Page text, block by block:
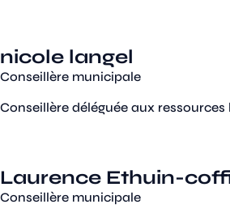
nicole langel
Conseillère municipale
Conseillère déléguée aux ressources
Laurence Ethuin-
Conseillère municipale